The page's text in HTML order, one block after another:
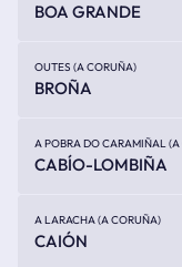
BOA GRANDE
OUTES (A CORUÑA)
BROÑA
A POBRA DO CARAMIÑAL
CABÍO-LOMBIÑA
A LARACHA (A CORUÑA)
CAIÓN